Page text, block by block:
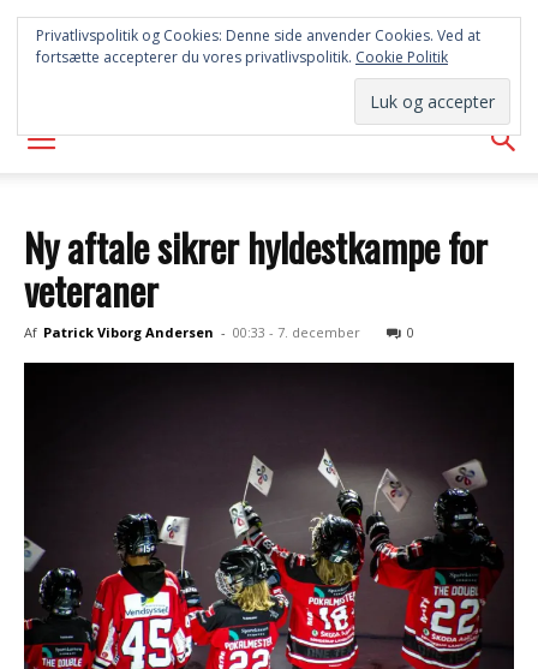
SYD
AVISEN
Ny aftale sikrer hyldestkampe for
veteraner
Af Patrick Viborg Andersen - 00:33 - 7. december 0
Privatlivspolitik og Cookies: Denne side anvender Cookies. Ved at
fortsætte accepterer du vores privatlivspolitik. Cookie Politik